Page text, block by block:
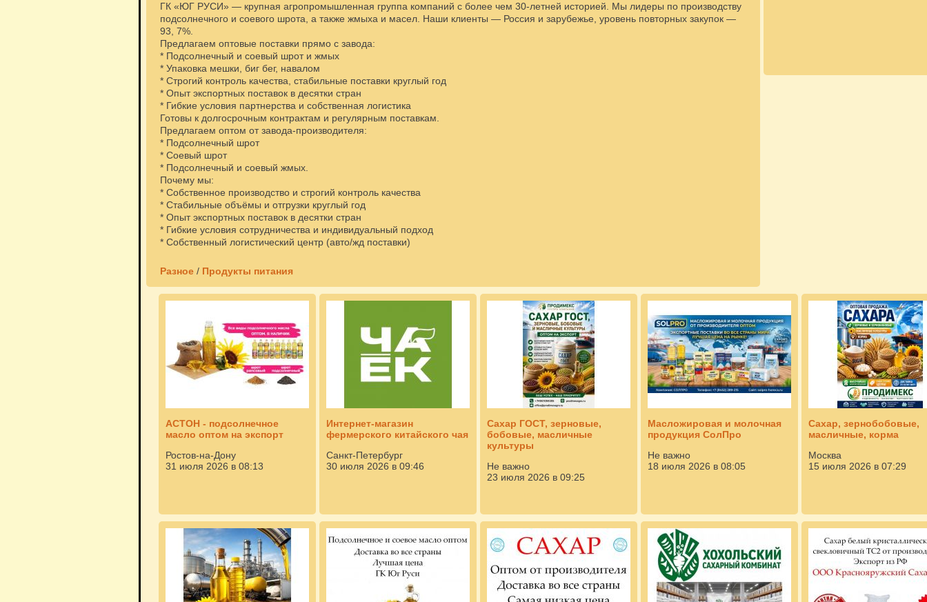
ГК «ЮГ РУСИ» — крупная агропромышленная группа компаний с более чем 30-летней историей. Мы лидеры по производству
подсолнечного и соевого шрота, а также жмыха и масел. Наши клиенты — Россия и зарубежье, уровень повторных закупок —
93, 7%.
Предлагаем оптовые поставки прямо с завода:
* Подсолнечный и соевый шрот и жмых
* Упаковка мешки, биг бег, навалом
* Строгий контроль качества, стабильные поставки круглый год
* Опыт экспортных поставок в десятки стран
* Гибкие условия партнерства и собственная логистика
Готовы к долгосрочным контрактам и регулярным поставкам.
Предлагаем оптом от завода-производителя:
* Подсолнечный шрот
* Соевый шрот
* Подсолнечный и соевый жмых.
Почему мы:
* Собственное производство и строгий контроль качества
* Стабильные объёмы и отгрузки круглый год
* Опыт экспортных поставок в десятки стран
* Гибкие условия сотрудничества и индивидуальный подход
* Собственный логистический центр (авто/жд поставки)
Разное / Продукты питания
АСТОН - подсолнечное
масло оптом на экспорт
Ростов-на-Дону
31 июля 2026 в 08:13
Интернет-магазин
фермерского китайского чая
Санкт-Петербург
30 июля 2026 в 09:46
Сахар ГОСТ, зерновые,
бобовые, масличные
культуры
Не важно
23 июля 2026 в 09:25
Масложировая и молочная
продукция СолПро
Не важно
18 июля 2026 в 08:05
Сахар, зернобобовые,
масличные, корма
Москва
15 июля 2026 в 07:29